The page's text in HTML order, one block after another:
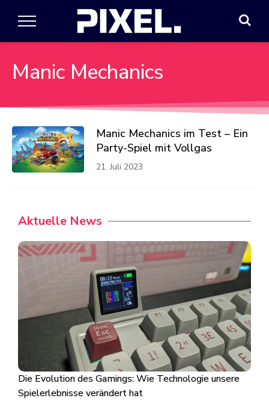
Manic Mechanics
Manic Mechanics im Test – Ein
Party-Spiel mit Vollgas
21. Juli 2023
Aktuelle News
Die Evolution des Gamings: Wie Technologie unsere
Spielerlebnisse verändert hat